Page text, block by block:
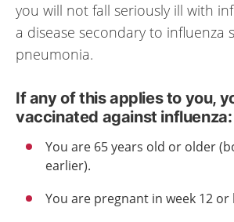
you will not fall seriously ill with
a disease secondary to influenza
pneumonia.
If any of this applies to you,
vaccinated against influenza:
You are 65 years old or older
earlier).
You are pregnant in week 12 or